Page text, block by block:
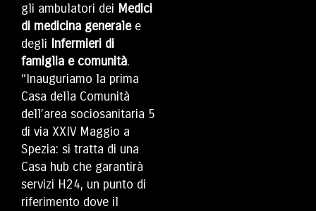
gli ambulatori dei Medici
di medicina generalee
degli Infermieri di
famiglia e comunità.
“Inauguriamo la prima
Casa della Comunità
dell’area sociosanitaria 5
di via XXIV Maggio a
Spezia: si tratta di una
Casa hub che garantirà
servizi H24, un punto di
riferimento dove il